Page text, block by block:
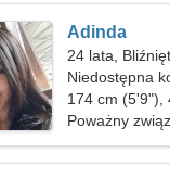
Adinda
24 lata,
Niedostępna
174 cm (5'9"),
Poważny